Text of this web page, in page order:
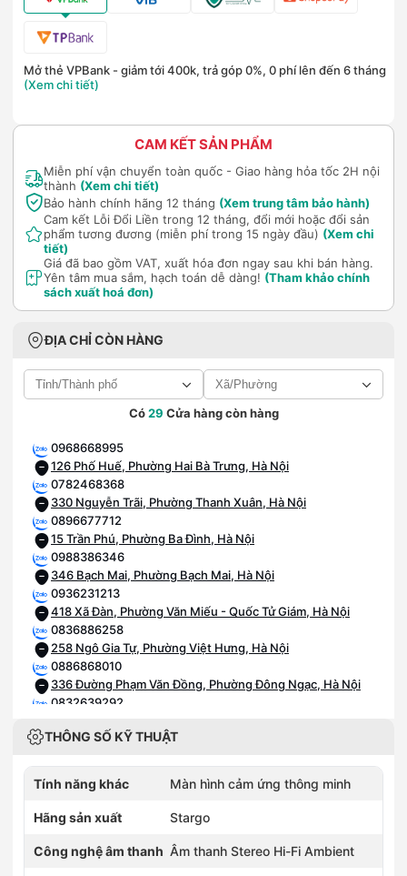
Mở thẻ VPBank - giảm tới 400k, trả góp 0%, 0 phí lên đến 6 tháng
(Xem chi tiết)
CAM KẾT SẢN PHẨM
Miễn phí vận chuyển toàn quốc - Giao hàng hỏa tốc 2H nội
thành (Xem chi tiết)
Bảo hành chính hãng 12 tháng (Xem trung tâm bảo hành)
Cam kết Lỗi Đổi Liền trong 12 tháng, đổi mới hoặc đổi sản
phẩm tương đương (miễn phí trong 15 ngày đầu) (Xem chi
tiết)
Giá đã bao gồm VAT, xuất hóa đơn ngay sau khi bán hàng.
Yên tâm mua sắm, hạch toán dễ dàng! (Tham khảo chính
sách xuất hoá đơn)
ĐỊA CHỈ CÒN HÀNG
Có29 Cửa hàng còn hàng
0968668995
126 Phố Huế, Phường Hai Bà Trưng, Hà Nội
0782468368
330 Nguyễn Trãi, Phường Thanh Xuân, Hà Nội
0896677712
15 Trần Phú, Phường Ba Đình, Hà Nội
0988386346
346 Bạch Mai, Phường Bạch Mai, Hà Nội
0936231213
418 Xã Đàn, Phường Văn Miếu - Quốc Tử Giám, Hà Nội
0836886258
258 Ngô Gia Tự, Phường Việt Hưng, Hà Nội
0886868010
336 Đường Phạm Văn Đồng, Phường Đông Ngạc, Hà Nội
0832639292
0828252255
Số 215 Lê Văn Việt, Phường Tăng Nhơn Phú, Hồ Chí Minh
0826802255
243 Bạch Đằng, Phường Gia Định, Hồ Chí Minh
0908572255
THÔNG SỐ KỸ THUẬT
Tính năng khác Màn hình cảm ứng thông minh
Hãng sản xuất Stargo
Công nghệ âm thanh Âm thanh Stereo Hi-Fi Ambient